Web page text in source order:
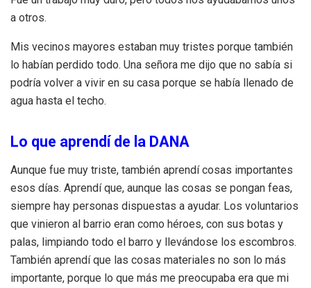
a otros.
Mis vecinos mayores estaban muy tristes porque también
lo habían perdido todo. Una señora me dijo que no sabía si
podría volver a vivir en su casa porque se había llenado de
agua hasta el techo.
Lo que aprendí de la DANA
Aunque fue muy triste, también aprendí cosas importantes
esos días. Aprendí que, aunque las cosas se pongan feas,
siempre hay personas dispuestas a ayudar. Los voluntarios
que vinieron al barrio eran como héroes, con sus botas y
palas, limpiando todo el barro y llevándose los escombros.
También aprendí que las cosas materiales no son lo más
importante, porque lo que más me preocupaba era que mi